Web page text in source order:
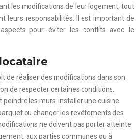
les modifications de leur logement, tout
leurs responsabilités. Il est important de
pour éviter les conflits avec le
de réaliser des modifications dans son
de respecter certaines conditions.
peindre les murs, installer une cuisine
ou changer les revêtements des
ne doivent pas porter atteinte
aux parties communes ou à